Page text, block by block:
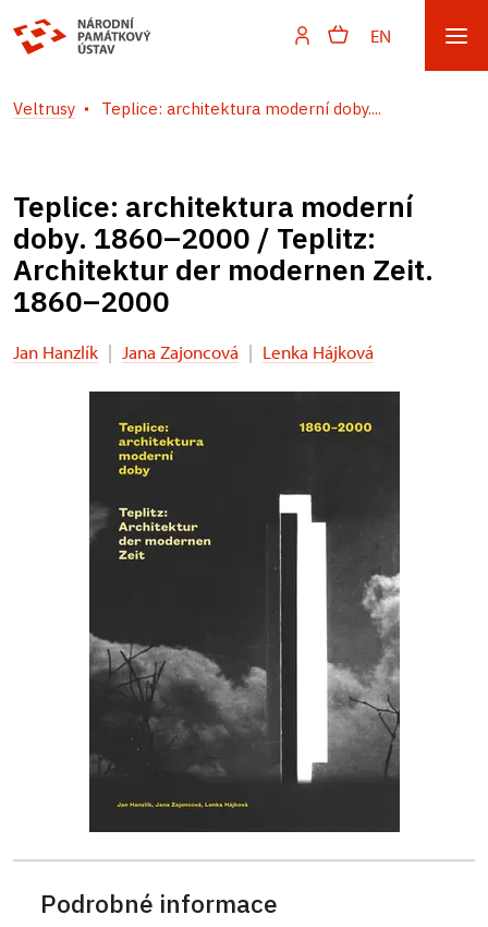
EN
Veltrusy Teplice: architektura moderní doby....
Teplice: architektura moderní
doby. 1860–2000 / Teplitz:
Architektur der modernen Zeit.
1860–2000
Jan Hanzlík | Jana Zajoncová | Lenka Hájková
Podrobné informace